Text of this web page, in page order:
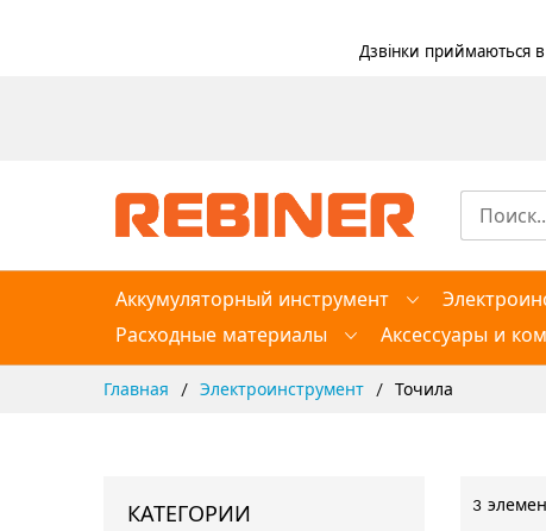
Дзвінки приймаються
Аккумуляторный инструмент
Расходные материалы
Аксессуары и
Главная Электроинструмент Точила
3
КАТЕГОРИИ